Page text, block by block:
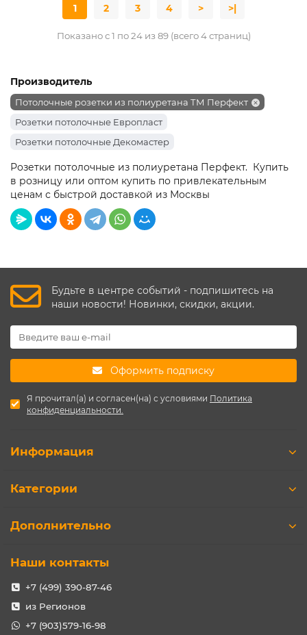
1 2 3 4 > >|
Показано с 1 по 24 из 89 (всего 4 страниц)
Производитель
Потолочные розетки из полиуретана ТМ Перфект
Розетки потолочные Европласт
Розетки потолочные Декомастер
Розетки потолочные из полиуретана Перфект. Купить
в розницу или оптом купить по привлекательным
ценам с быстрой доставкой из Москвы
Будьте в центре событий - подпишитесь на
наши новости! Новинки, скидки, акции.
Оформить подписку
Я прочитал(а) и согласен(на) с условиями Политика
конфиденциальности.
Информация
Категории
Дополнительно
Наши контакты
+7 (499) 390-87-46
из Регионов
+7 (903)579-16-98